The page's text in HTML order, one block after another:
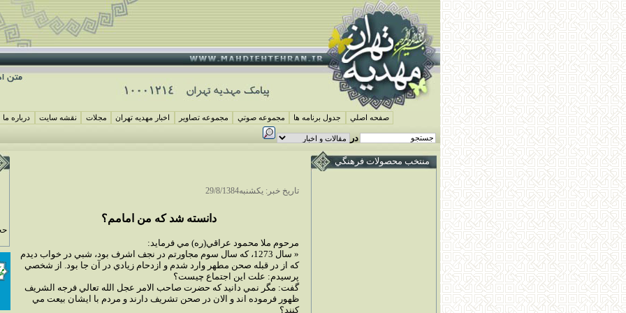
درباره ما نقشه سايت مجلات اخبار مهديه تهران مجموعه تصاوير مجموعه صوتي جدول برنامه ها صفحه اصلي
در
منتخب محصولات فرهنگي
تاريخ خبر: يکشنبه29/8/1384
دانسته شد که من امامم؟
مرحوم ملا محمود عراقي(ره) مي فرمايد:
« سال 1273، که سال سوم مجاورتم در نجف اشرف بود، شبي در خواب ديدم
که از در قبله صحن مطهر وارد شدم و ازدحام زيادي در آن جا بود. از شخصي
پرسيدم: علت اين اجتماع چيست؟
گفت: مگر نمي دانيد که حضرت صاحب الامر عجل الله تعالي فرجه الشريف
ظهور فرموده اند و الان در صحن تشريف دارند و مردم با ايشان بيعت مي
کنند؟